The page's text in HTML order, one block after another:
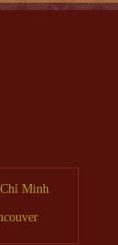
Minh